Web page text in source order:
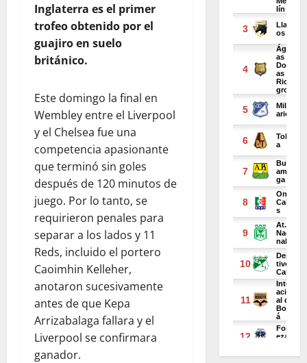
Inglaterra es el primer
trofeo obtenido por el
guajiro en suelo
británico.
Este domingo la final en
Wembley entre el Liverpool
y el Chelsea fue una
competencia apasionante
que terminó sin goles
después de 120 minutos de
juego. Por lo tanto, se
requirieron penales para
separar a los lados y 11
Reds, incluido el portero
Caoimhin Kelleher,
anotaron sucesivamente
antes de que Kepa
Arrizabalaga fallara y el
Liverpool se confirmara
ganador.